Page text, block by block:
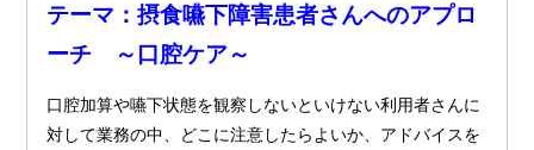
テーマ：摂食嚥下障害患者さんへのアプロ
ーチ ～口腔ケア～
口腔加算や嚥下状態を観察しないといけない利用者さんに
対して業務の中、どこに注意したらよいか、アドバイスを